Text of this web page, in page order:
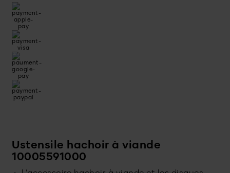
Ustensile hachoir à viande
10005591000